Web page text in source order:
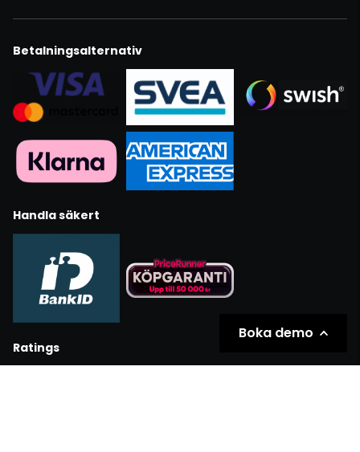
Betalningsalternativ
Handla säkert
Ratings
Boka demo